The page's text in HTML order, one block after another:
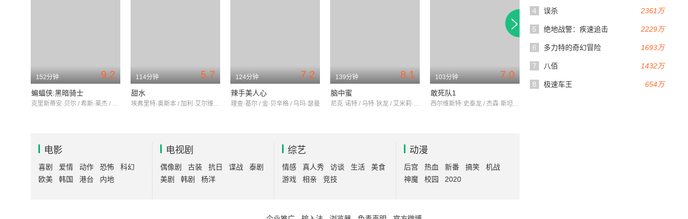
2361万
4 误杀
2229万
5 绝地战警：疾速追击
1693万
6 多力特的奇幻冒险
1432万
7 八佰
654万
8 极速车王
9.2
152分钟
蝙蝠侠:黑暗骑士
克里斯蒂安·贝尔 / 希斯·莱杰 / 艾伦·艾克哈特
5.7
114分钟
甜水
埃弗里特·奥斯本 / 加利·艾尔维斯 / 埃里克·罗伯茨
7.2
124分钟
辣手美人心
理查·基尔 / 金·贝辛格 / 乌玛·瑟曼
8.1
139分钟
脑中蜜
尼克·诺特 / 马特·狄龙 / 艾米莉·莫迪默
7.0
103分钟
敢死队1
西尔维斯特·史泰龙 / 杰森·斯坦森 / 李连杰
电影
喜剧 爱情 动作 恐怖
科幻
欧美
韩国 港台 内地
电视剧
偶像剧 古装 抗日 谍战
泰剧
美剧
韩剧 杨洋
综艺
情感 真人秀 访谈 生活
美食
游戏
相亲 竞技
动漫
后宫 热血 新番 搞笑
机战
神魔
校园 2020